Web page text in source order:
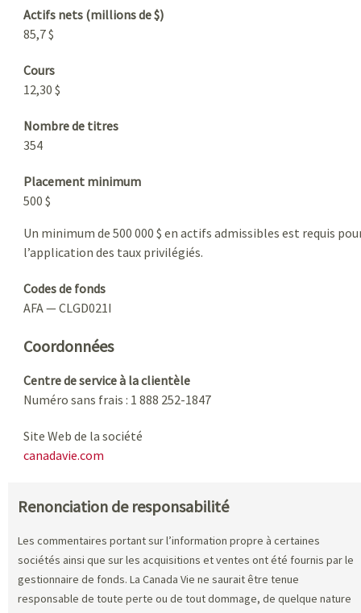
Actifs nets (millions de $)
85,7 $
Cours
12,30 $
Nombre de titres
354
Placement minimum
500 $
Un minimum de 500 000 $ en actifs admissibles est requis
l’application des taux privilégiés.
Codes de fonds
AFA — CLGD021I
Coordonnées
Centre de service à la clientèle
Numéro sans frais : 1 888 252-1847
Site Web de la société
canadavie.com
Renonciation de responsabilité
Les commentaires portant sur l’information propre à certaines
sociétés ainsi que sur les acquisitions et ventes ont été fournis par le
gestionnaire de fonds. La Canada Vie ne saurait être tenue
responsable de toute perte ou de tout dommage, de quelque nature